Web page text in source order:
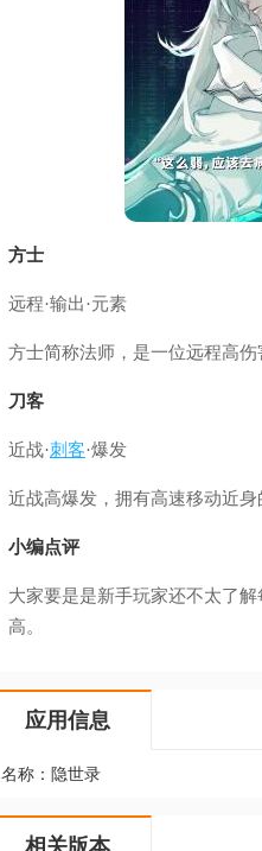
方士
远程·输出·元素
方士简称法师，是一位远程高伤
刀客
近战·刺客·爆发
近战高爆发，拥有高速移动近身
小编点评
大家要是是新手玩家还不太了
高。
应用信息
名称： 隐世录
相关版本